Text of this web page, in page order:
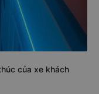
của xe khách